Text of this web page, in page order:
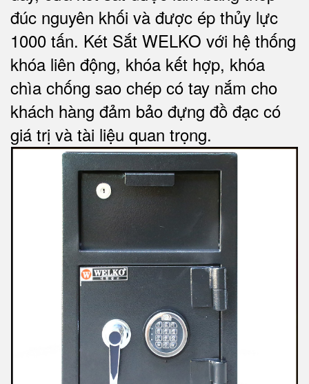
đúc nguyên khối và được ép thủy lực
1000 tấn. Két Sắt WELKO với hệ thống
khóa liên động, khóa kết hợp, khóa
chìa chống sao chép có tay nắm cho
khách hàng đảm bảo đựng đồ đạc có
giá trị và tài liệu quan trọng.